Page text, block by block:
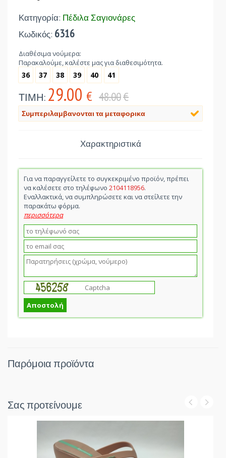
Κατηγορία: Πέδιλα Σαγιονάρες
Κωδικός: 6316
Διαθέσιμα νούμερα:
Παρακαλούμε, καλέστε μας για διαθεσιμότητα.
36 37 38 39 40 41
ΤΙΜΗ: 29.00 € 48.00€
Συμπεριλαμβανονται τα μεταφορικα
Χαρακτηριστικά
Για να παραγγείλετε το συγκεκριμένο προϊόν, πρέπει
να καλέσετε στο τηλέφωνο 2104118956.
Εναλλακτικά, να συμπληρώσετε και να στείλετε την
παρακάτω φόρμα.
περισσότερα
Παρόμοια προϊόντα
Σας προτείνουμε